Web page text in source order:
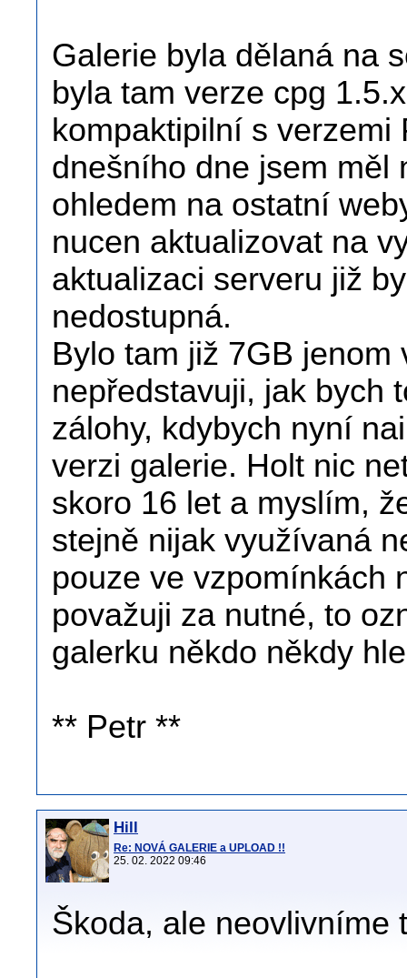
Galerie byla dělaná na
byla tam verze cpg
kompaktipilní s verzemi
dnešního dne jsem měl
ohledem na ostatní
nucen aktualizovat na
aktualizaci serveru již
nedostupná.
Bylo tam již 7GB
nepředstavuji, jak bych
zálohy, kdybych nyní
verzi galerie. Holt nic
skoro 16 let a myslím,
stejně nijak využívaná
pouze ve vzpomínkách
považuji za nutné, to
galerku někdo někdy
** Petr **
Hill
Re: NOVÁ GALERIE a UPLOAD !!
25. 02. 2022 09:46
Škoda, ale neovlivníme